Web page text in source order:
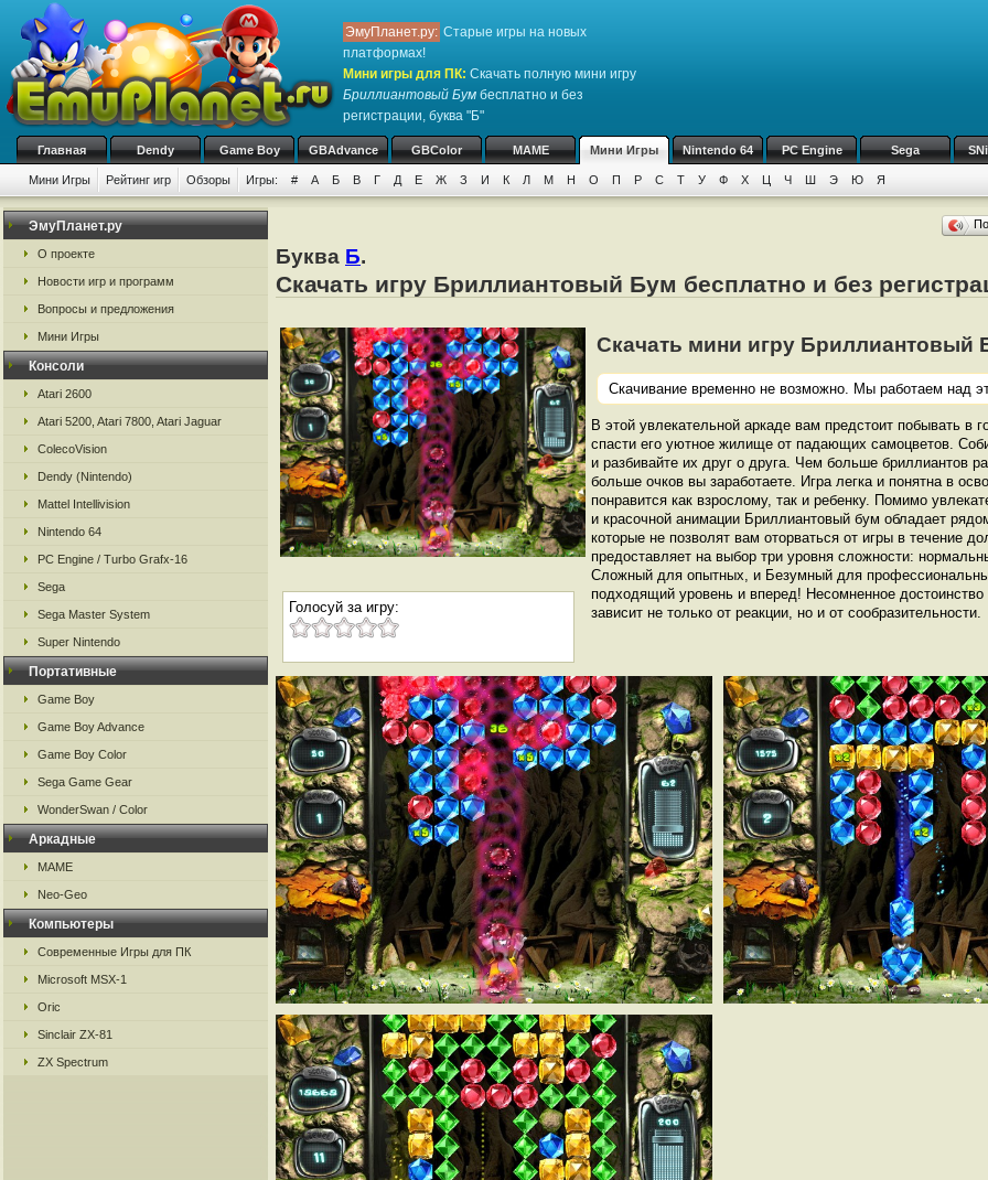
ЭмуПланет.ру: Старые игры на новых
платформах!
Мини игры для ПК: Скачать полную мини игру
Бриллиантовый Бум бесплатно и без
регистрации, буква "Б"
Главная Dendy Game Boy GBAdvance GBColor MAME Мини Игры Nintendo 64 PC Engine Sega
Мини Игры Рейтинг игр Обзоры Игры: # А Б В Г Д Е Ж З И К Л М Н О П Р С Т У Ф Х Ц Ч Ш Э Ю Я
ЭмуПланет.ру
О проекте
Новости игр и программ
Вопросы и предложения
Мини Игры
Консоли
Atari 2600
Atari 5200, Atari 7800, Atari Jaguar
ColecoVision
Dendy (Nintendo)
Mattel Intellivision
Nintendo 64
PC Engine / Turbo Grafx-16
Sega
Sega Master System
Super Nintendo
Портативные
Game Boy
Game Boy Advance
Game Boy Color
Sega Game Gear
WonderSwan / Color
Аркадные
MAME
Neo-Geo
Компьютеры
Современные Игры для ПК
Microsoft MSX-1
Oric
Sinclair ZX-81
ZX Spectrum
Буква Б.
Скачать игру Бриллиантовый Бум бесплатно и без
Голосуй за игру:
Скачать мини игру Бриллиантовый
Скачивание временно не возможно. Мы работаем над
В этой увлекательной аркаде вам предстоит побывать в
спасти его уютное жилище от падающих самоцветов.
и разбивайте их друг о друга. Чем больше бриллиантов
больше очков вы заработаете. Игра легка и понятна в
понравится как взрослому, так и ребенку. Помимо
и красочной анимации Бриллиантовый бум обладает
которые не позволят вам оторваться от игры в течение
предоставляет на выбор три уровня сложности:
Сложный для опытных, и Безумный для
подходящий уровень и вперед! Несомненное достоинство
зависит не только от реакции, но и от сообразительности.